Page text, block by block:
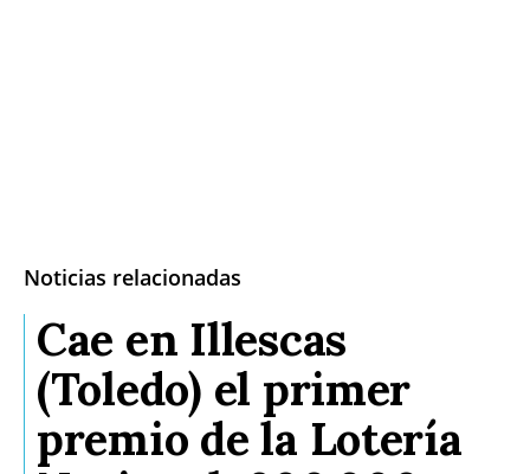
Noticias relacionadas
Cae en Illescas
(Toledo) el primer
premio de la Lotería